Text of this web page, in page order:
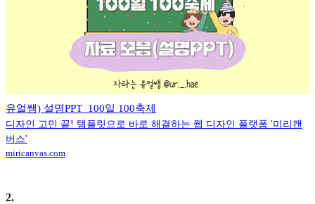
유얼쌤) 설명PPT_100일 100축제
디자인 고민 끝! 템플릿으로 바로 해결하는 웹 디자인 플랫폼 '미리캔
버스'
miricanvas.com
2.